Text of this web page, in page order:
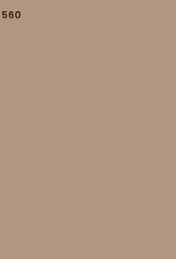
560